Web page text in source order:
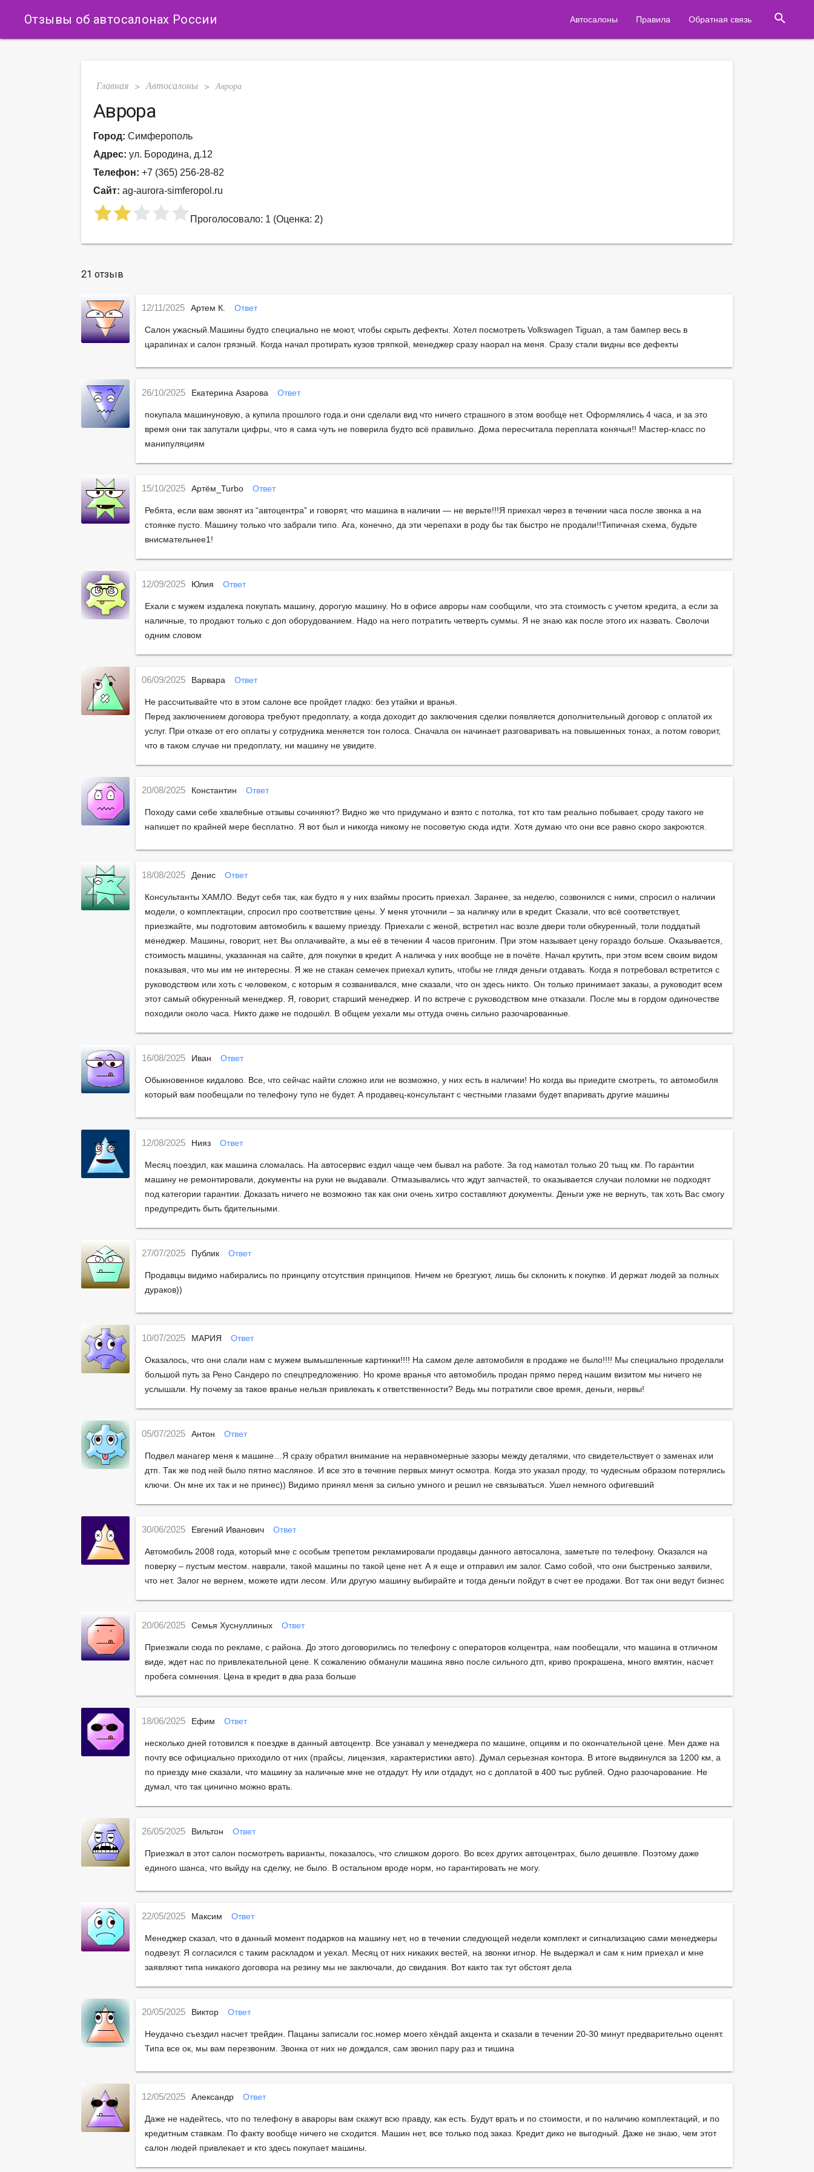
Отзывы об автосалонах России Автосалоны Правила Обратная связь search
Главная > Автосалоны > Аврора
Аврора
Город: Симферополь
Адрес: ул. Бородина, д.12
Телефон: +7 (365) 256-28-82
Сайт: ag-aurora-simferopol.ru
Проголосовало: 1 (Оценка: 2)
21 отзыв
Артем К.
12/11/2025 Ответ
Салон ужасный.Машины будто специально не моют, чтобы скрыть дефекты. Хотел посмотреть Volkswagen Tiguan, а там бампер весь в
царапинах и салон грязный. Когда начал протирать кузов тряпкой, менеджер сразу наорал на меня. Сразу стали видны все дефекты
Екатерина Азарова
26/10/2025 Ответ
покупала машинуновую, а купила прошлого года.и они сделали вид что ничего страшного в этом вообще нет. Оформлялись 4 часа, и за это
время они так запутали цифры, что я сама чуть не поверила будто всё правильно. Дома пересчитала переплата конячья!! Мастер-класс по
манипуляциям
Артём_Turbo
15/10/2025 Ответ
Ребята, если вам звонят из “автоцентра” и говорят, что машина в наличии — не верьте!!!Я приехал через в течении часа после звонка а на
стоянке пусто. Машину только что забрали типо. Ага, конечно, да эти черепахи в роду бы так быстро не продали!!Типичная схема, будьте
внисмательнее1!
Юлия
12/09/2025 Ответ
Ехали с мужем издалека покупать машину, дорогую машину. Но в офисе авроры нам сообщили, что эта стоимость с учетом кредита, а если за
наличные, то продают только с доп оборудованием. Надо на него потратить четверть суммы. Я не знаю как после этого их назвать. Сволочи
одним словом
Варвара
06/09/2025 Ответ
Не рассчитывайте что в этом салоне все пройдет гладко: без утайки и вранья.
Перед заключением договора требуют предоплату, а когда доходит до заключения сделки появляется дополнительный договор с оплатой их
услуг. При отказе от его оплаты у сотрудника меняется тон голоса. Сначала он начинает разговаривать на повышенных тонах, а потом говорит,
что в таком случае ни предоплату, ни машину не увидите.
Константин
20/08/2025 Ответ
Походу сами себе хвалебные отзывы сочиняют? Видно же что придумано и взято с потолка, тот кто там реально побывает, сроду такого не
напишет по крайней мере бесплатно. Я вот был и никогда никому не посоветую сюда идти. Хотя думаю что они все равно скоро закроются.
Денис
18/08/2025 Ответ
Консультанты ХАМЛО. Ведут себя так, как будто я у них взаймы просить приехал. Заранее, за неделю, созвонился с ними, спросил о наличии
модели, о комплектации, спросил про соответствие цены. У меня уточнили – за наличку или в кредит. Сказали, что всё соответствует,
приезжайте, мы подготовим автомобиль к вашему приезду. Приехали с женой, встретил нас возле двери толи обкуренный, толи поддатый
менеджер. Машины, говорит, нет. Вы оплачивайте, а мы её в течении 4 часов пригоним. При этом называет цену гораздо больше. Оказывается,
стоимость машины, указанная на сайте, для покупки в кредит. А наличка у них вообще не в почёте. Начал крутить, при этом всем своим видом
показывая, что мы им не интересны. Я же не стакан семечек приехал купить, чтобы не глядя деньги отдавать. Когда я потребовал встретится с
руководством или хоть с человеком, с которым я созванивался, мне сказали, что он здесь никто. Он только принимает заказы, а руководит всем
этот самый обкуренный менеджер. Я, говорит, старший менеджер. И по встрече с руководством мне отказали. После мы в гордом одиночестве
походили около часа. Никто даже не подошёл. В общем уехали мы оттуда очень сильно разочарованные.
Иван
16/08/2025 Ответ
Обыкновенное кидалово. Все, что сейчас найти сложно или не возможно, у них есть в наличии! Но когда вы приедите смотреть, то автомобиля
который вам пообещали по телефону тупо не будет. А продавец-консультант с честными глазами будет впаривать другие машины
Нияз
12/08/2025 Ответ
Месяц поездил, как машина сломалась. На автосервис ездил чаще чем бывал на работе. За год намотал только 20 тыщ км. По гарантии
машину не ремонтировали, документы на руки не выдавали. Отмазывались что ждут запчастей, то оказывается случаи поломки не подходят
под категории гарантии. Доказать ничего не возможно так как они очень хитро составляют документы. Деньги уже не вернуть, так хоть Вас смогу
предупредить быть бдительными.
Публик
27/07/2025 Ответ
Продавцы видимо набирались по принципу отсутствия принципов. Ничем не брезгуют, лишь бы склонить к покупке. И держат людей за полных
дураков))
МАРИЯ
10/07/2025 Ответ
Оказалось, что они слали нам с мужем вымышленные картинки!!!! На самом деле автомобиля в продаже не было!!!! Мы специально проделали
большой путь за Рено Сандеро по спецпредложению. Но кроме вранья что автомобиль продан прямо перед нашим визитом мы ничего не
услышали. Ну почему за такое вранье нельзя привлекать к ответственности? Ведь мы потратили свое время, деньги, нервы!
Антон
05/07/2025 Ответ
Подвел манагер меня к машине…Я сразу обратил внимание на неравномерные зазоры между деталями, что свидетельствует о заменах или
дтп. Так же под ней было пятно масляное. И все это в течение первых минут осмотра. Когда это указал проду, то чудесным образом потерялись
ключи. Он мне их так и не принес)) Видимо принял меня за сильно умного и решил не связываться. Ушел немного офигевший
Евгений Иванович
30/06/2025 Ответ
Автомобиль 2008 года, который мне с особым трепетом рекламировали продавцы данного автосалона, заметьте по телефону. Оказался на
поверку – пустым местом. наврали, такой машины по такой цене нет. А я еще и отправил им залог. Само собой, что они быстренько заявили,
что нет. Залог не вернем, можете идти лесом. Или другую машину выбирайте и тогда деньги пойдут в счет ее продажи. Вот так они ведут бизнес
Семья Хуснуллиных
20/06/2025 Ответ
Приезжали сюда по рекламе, с района. До этого договорились по телефону с операторов колцентра, нам пообещали, что машина в отличном
виде, ждет нас по привлекательной цене. К сожалению обманули машина явно после сильного дтп, криво прокрашена, много вмятин, насчет
пробега сомнения. Цена в кредит в два раза больше
Ефим
18/06/2025 Ответ
несколько дней готовился к поездке в данный автоцентр. Все узнавал у менеджера по машине, опциям и по окончательной цене. Мен даже на
почту все официально приходило от них (прайсы, лицензия, характеристики авто). Думал серьезная контора. В итоге выдвинулся за 1200 км, а
по приезду мне сказали, что машину за наличные мне не отдадут. Ну или отдадут, но с доплатой в 400 тыс рублей. Одно разочарование. Не
думал, что так цинично можно врать.
Вильтон
26/05/2025 Ответ
Приезжал в этот салон посмотреть варианты, показалось, что слишком дорого. Во всех других автоцентрах, было дешевле. Поэтому даже
единого шанса, что выйду на сделку, не было. В остальном вроде норм, но гарантировать не могу.
Максим
22/05/2025 Ответ
Менеджер сказал, что в данный момент подарков на машину нет, но в течении следующей недели комплект и сигнализацию сами менеджеры
подвезут. Я согласился с таким раскладом и уехал. Месяц от них никаких вестей, на звонки игнор. Не выдержал и сам к ним приехал и мне
заявляют типа никакого договора на резину мы не заключали, до свидания. Вот както так тут обстоят дела
Виктор
20/05/2025 Ответ
Неудачно съездил насчет трейдин. Пацаны записали гос.номер моего хёндай акцента и сказали в течении 20-30 минут предварительно оценят.
Типа все ок, мы вам перезвоним. Звонка от них не дождался, сам звонил пару раз и тишина
Александр
12/05/2025 Ответ
Даже не надейтесь, что по телефону в авароры вам скажут всю правду, как есть. Будут врать и по стоимости, и по наличию комплектаций, и по
кредитным ставкам. По факту вообще ничего не сходится. Машин нет, все только под заказ. Кредит дико не выгодный. Даже не знаю, чем этот
салон людей привлекает и кто здесь покупает машины.